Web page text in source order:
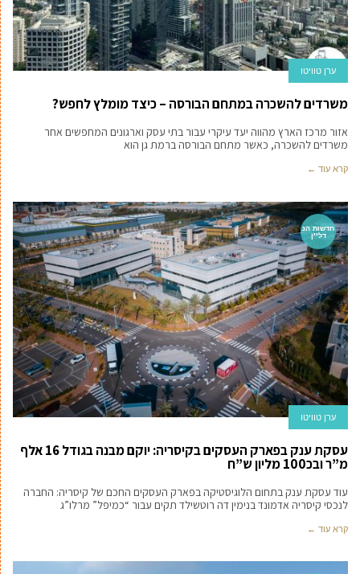
ערן טוויטו
משרדים להשכרה במתחם הבורסה – כיצד מומלץ לחפש?
אזור מרכז הארץ מהווה יעד עיקרי עבור בתי עסק וארגונים המחפשים אחר
משרדים להשכרה, כאשר מתחם הבורסה ברמת גן הוא
קרא עוד ←
חדשות הנ
דל''ן
ערן טוויטו
עסקת ענק בפארק העסקים בקיסריה: יוקם מבנה בגודל 16 אלף
מ”ר ובכ100 מליון ש”ח
עוד עסקת ענק בתחום הלוגיסטיקה בפארק העסקים החכם של קיסריה: החברה
לנכסי קיסריה אדמונד בנימין דה רוטשילד תקים עבור “כמיפל” מרלו”ג
קרא עוד ←